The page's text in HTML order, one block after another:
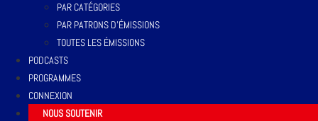
PAR CATÉGORIES
PAR PATRONS D’ÉMISSIONS
TOUTES LES ÉMISSIONS
PODCASTS
PROGRAMMES
CONNEXION
NOUS SOUTENIR